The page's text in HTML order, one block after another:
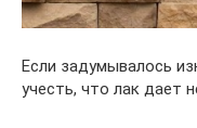
Если задумывалось
учесть, что лак дает